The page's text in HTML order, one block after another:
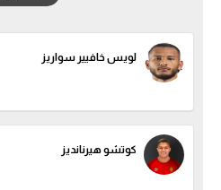
لويس خافيير سواريز
كوتشو هيرنانديز